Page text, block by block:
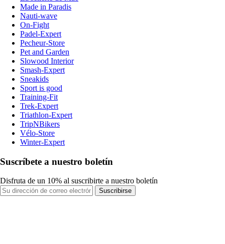
Made in Paradis
Nauti-wave
On-Fight
Padel-Expert
Pecheur-Store
Pet and Garden
Slowood Interior
Smash-Expert
Sneakids
Sport is good
Training-Fit
Trek-Expert
Triathlon-Expert
TripNBikers
Vélo-Store
Winter-Expert
Suscríbete a nuestro boletín
Disfruta de un 10% al suscribirte a nuestro boletín
Suscribirse